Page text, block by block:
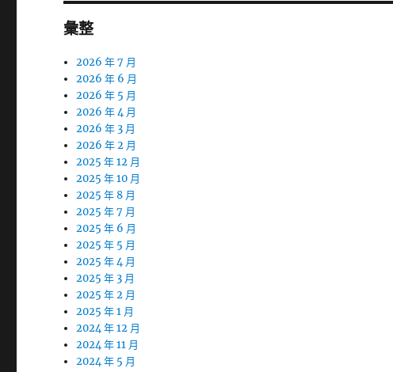
彙整
2026 年 7 月
2026 年 6 月
2026 年 5 月
2026 年 4 月
2026 年 3 月
2026 年 2 月
2025 年 12 月
2025 年 10 月
2025 年 8 月
2025 年 7 月
2025 年 6 月
2025 年 5 月
2025 年 4 月
2025 年 3 月
2025 年 2 月
2025 年 1 月
2024 年 12 月
2024 年 11 月
2024 年 5 月